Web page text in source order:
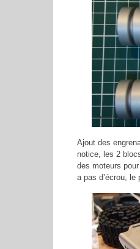
Ajout des
notice, les 2
des moteurs
a pas d’écrou,